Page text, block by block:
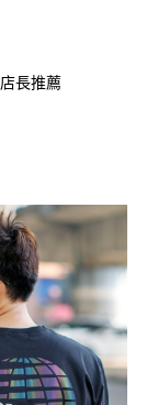
店長推薦